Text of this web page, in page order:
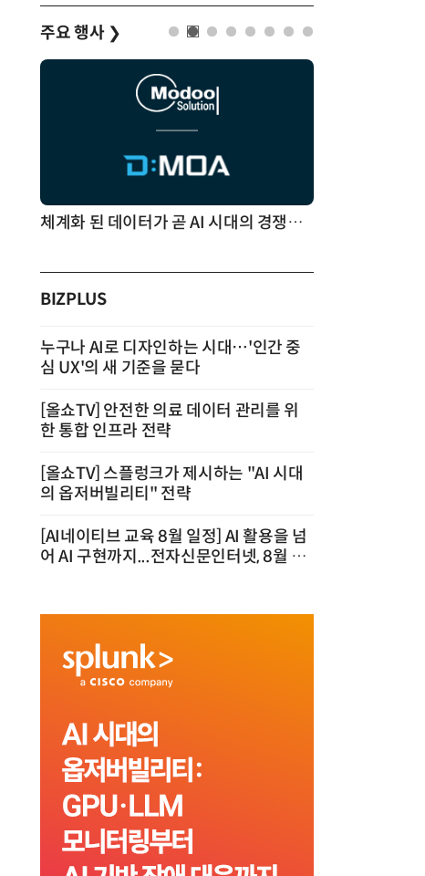
주요 행사 ❯
체계화 된 데이터가 곧 AI 시대의 경쟁력이다
BIZPLUS
누구나 AI로 디자인하는 시대…'인간 중
심 UX'의 새 기준을 묻다
[올쇼TV] 안전한 의료 데이터 관리를 위
한 통합 인프라 전략
[올쇼TV] 스플렁크가 제시하는 "AI 시대
의 옵저버빌리티" 전략
[AI네이티브 교육 8월 일정] AI 활용을 넘
어 AI 구현까지...전자신문인터넷, 8월 실